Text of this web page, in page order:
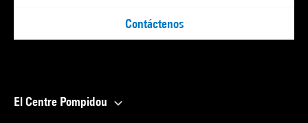
Contáctenos
El Centre Pompidou